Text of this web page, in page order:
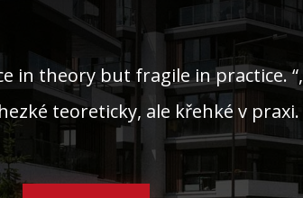
in theory but fragile in practice. “,
teoreticky, ale křehké v praxi.